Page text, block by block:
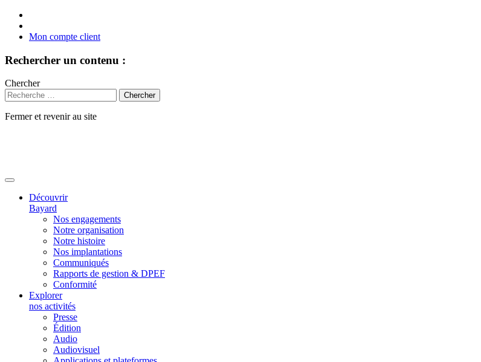
Mon compte client
Rechercher un contenu :
Chercher
Fermer et revenir au site
Découvrir
Bayard
Nos engagements
Notre organisation
Notre histoire
Nos implantations
Communiqués
Rapports de gestion & DPEF
Conformité
Explorer
nos activités
Presse
Édition
Audio
Audiovisuel